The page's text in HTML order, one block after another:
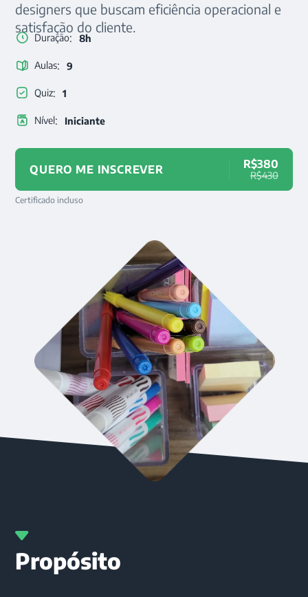
designers que buscam eficiência operacional e
satisfação do cliente.
Duração: 8h
Aulas: 9
Quiz: 1
Nível: Iniciante
QUERO ME INSCREVER R$380
R$430
Certificado incluso
Propósito